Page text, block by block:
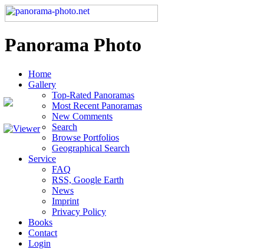
Panorama Photo
Home
Gallery
Top-Rated Panoramas
Most Recent Panoramas
New Comments
Search
Browse Portfolios
Geographical Search
Service
FAQ
RSS, Google Earth
News
Imprint
Privacy Policy
Books
Contact
Login